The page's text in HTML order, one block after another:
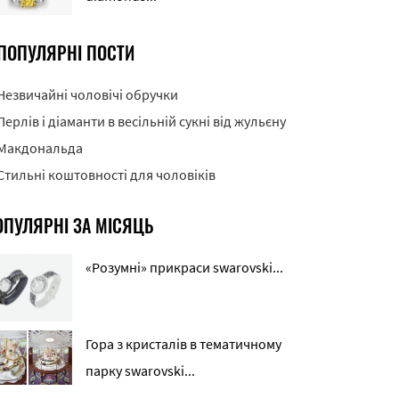
ПОСТИ
чоловічі обручки
і діаманти в весільній сукні від жульєну
коштовності для чоловіків
ЗА МІСЯЦЬ
«Розумні» прикраси swarovski...
Гора з кристалів в тематичному
парку swarovski...